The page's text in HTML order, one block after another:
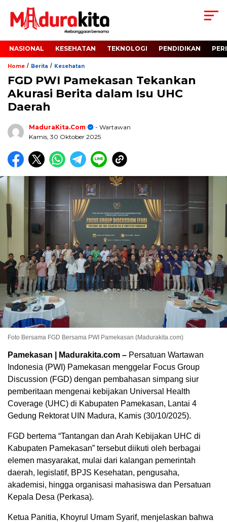
NASIONAL KESEHATAN TEKNOLOGI PENDIDIKAN
Home / Berita / Kesehatan
FGD PWI Pamekasan Tekankan
Akurasi Berita dalam Isu UHC
Daerah
MaduraKita.com
- Wartawan
Kamis, 30 Oktober 2025
Foto Bersama FGD Bersama PWI Pamekasan (Madurakita.com)
Pamekasan | Madurakita.com – Persatuan Wartawan
Indonesia (PWI) Pamekasan menggelar Focus Group
Discussion (FGD) dengan pembahasan simpang siur
pemberitaan mengenai kebijakan Universal Health
Coverage (UHC) di Kabupaten Pamekasan, Lantai 4
Gedung Rektorat UIN Madura, Kamis (30/10/2025).
FGD bertema “Tantangan dan Arah Kebijakan UHC di
Kabupaten Pamekasan” tersebut diikuti oleh berbagai
elemen masyarakat, mulai dari kalangan pemerintah
daerah, legislatif, BPJS Kesehatan, pengusaha,
akademisi, hingga organisasi mahasiswa dan Persatuan
Kepala Desa (Perkasa).
Ketua Panitia, Khoyrul Umam Syarif, menjelaskan bahwa